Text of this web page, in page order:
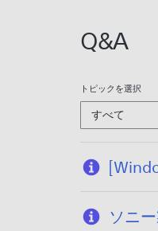
Q&A
トピックを選択
すべて
ソニ